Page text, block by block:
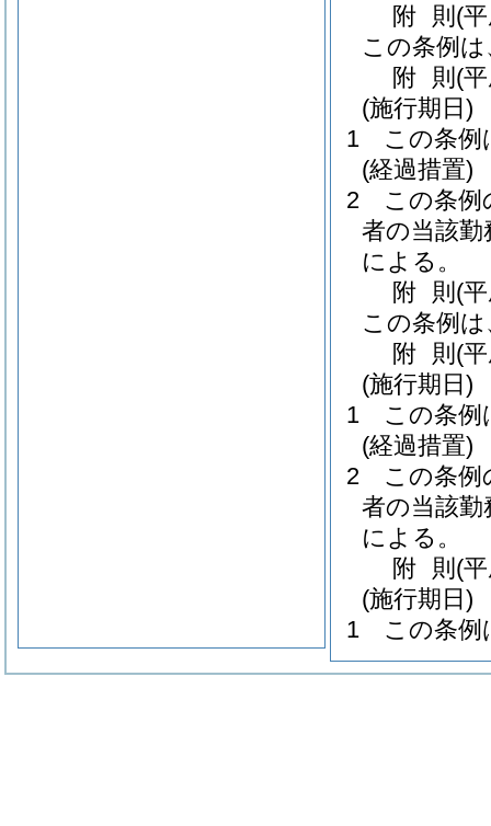
附 則 (
この条例
附 則 (
(施行期日)
1
この条例
(経過措置)
2
この条
者の当該
による。
附 則 (
この条例
附 則 (
(施行期日)
1
この条例
(経過措置)
2
この条
者の当該
による。
附 則 (
(施行期日)
1
この条例